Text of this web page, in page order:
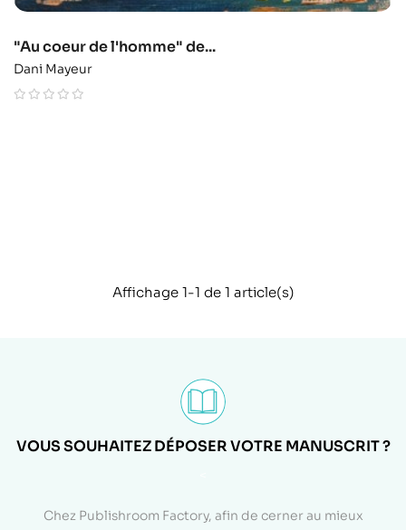
"Au coeur de l'homme" de...
Dani Mayeur
Affichage 1-1 de 1 article(s)
VOUS SOUHAITEZ DÉPOSER VOTRE MANUSCRIT ?
Chez Publishroom Factory, afin de cerner au mieux